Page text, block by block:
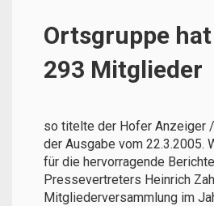
Ortsgruppe
293 Mitglieder
so titelte der Hofer Anzeiger
der Ausgabe vom 22.3.2005.
für die hervorragende
Pressevertreters Heinrich
Mitgliederversammlung im